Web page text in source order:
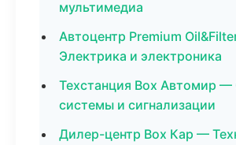
мультимедиа
Автоцентр Premium
Электрика и электроника
Техстанция Box Автомир
системы и сигнализации
Дилер-центр Box Кар —